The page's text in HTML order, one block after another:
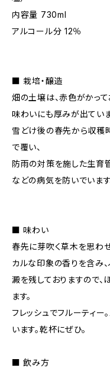
内容量 730ml
アルコール分 12％
■ 栽培・醸造
畑の土壌は、赤色がかって
味わいにも厚みが出ていま
雪どけ後の春先から収穫
で覆い、
防雨の対策を施した生育
などの病気を防いでいます
■ 味わい
春先に芽吹く草木を思わ
カルな印象の香りを含み、
澱を残しておりますので
ます。
フレッシュでフルーティー
います。乾杯にぜひ。
■ 飲み方